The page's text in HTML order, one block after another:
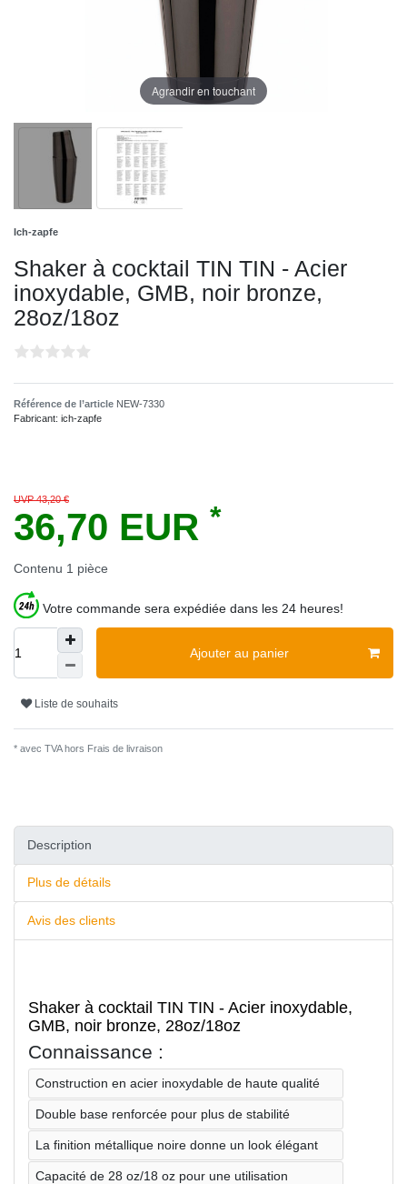
Agrandir en touchant
Ich-zapfe
Shaker à cocktail TIN TIN - Acier
inoxydable, GMB, noir bronze,
28oz/18oz
Référence de l’article NEW-7330
Fabricant: ich-zapfe
UVP 43,20 €
36,70 EUR *
Contenu 1 pièce
Votre commande sera expédiée dans les 24 heures!
Ajouter au panier
Liste de souhaits
* avec TVA hors Frais de livraison
Description
Plus de détails
Avis des clients
Shaker à cocktail TIN TIN - Acier inoxydable,
GMB, noir bronze, 28oz/18oz
Connaissance :
Construction en acier inoxydable de haute qualité
Double base renforcée pour plus de stabilité
La finition métallique noire donne un look élégant
Capacité de 28 oz/18 oz pour une utilisation